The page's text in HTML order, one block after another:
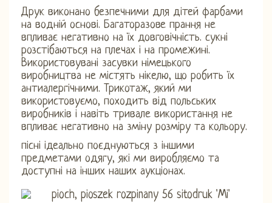
Друк виконано безпечними для дітей фарбами
на водній основі. Багаторазове прання не
впливає негативно на їх довговічність. сукні
розстібаються на плечах і на промежині.
Використовувані засувки німецького
виробництва не містять нікелю, що робить їх
антиалергічними. Трикотаж, який ми
використовуємо, походить від польських
виробників і навіть тривале використання не
впливає негативно на зміну розміру та кольору.
пісні ідеально поєднуються з іншими
предметами одягу, які ми виробляємо та
доступні на інших наших аукціонах.